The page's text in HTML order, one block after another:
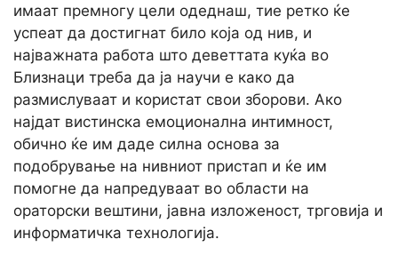
имаат премногу цели одеднаш, тие ретко ќе
успеат да достигнат било која од нив, и
најважната работа што деветтата куќа во
Близнаци треба да ја научи е како да
размислуваат и користат свои зборови. Ако
најдат вистинска емоционална интимност,
обично ќе им даде силна основа за
подобрување на нивниот пристап и ќе им
помогне да напредуваат во области на
ораторски вештини, јавна изложеност, трговија и
информатичка технологија.